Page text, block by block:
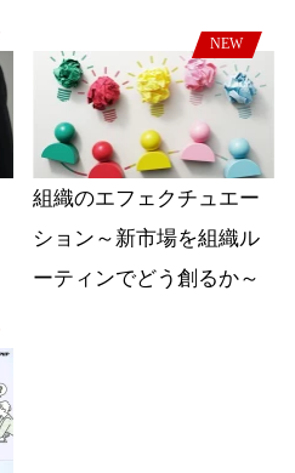
NEW
組織のエフェクチュエー
ション～新市場を組織ル
ーティンでどう創るか～